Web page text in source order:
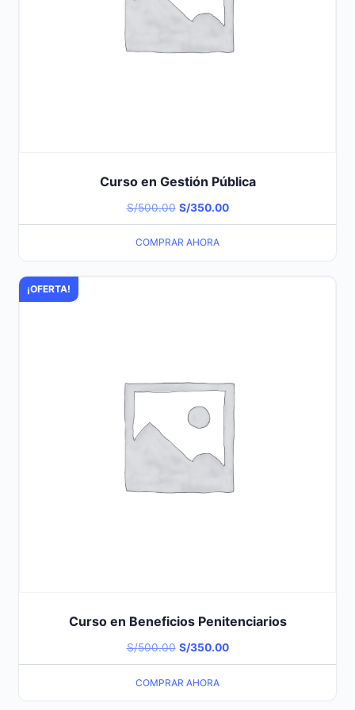
Curso en Gestión Pública
S/500.00 El
precio
original
S/350.00El
precio
COMPRAR AHORA
¡OFERTA!
Curso en Beneficios Penitenciarios
S/500.00 El
precio
original
S/350.00El
precio
COMPRAR AHORA